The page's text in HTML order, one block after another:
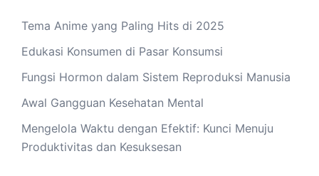
Tema Anime yang Paling Hits di 2025
Edukasi Konsumen di Pasar Konsumsi
Fungsi Hormon dalam Sistem Reproduksi Manusia
Awal Gangguan Kesehatan Mental
Mengelola Waktu dengan Efektif: Kunci Menuju
Produktivitas dan Kesuksesan